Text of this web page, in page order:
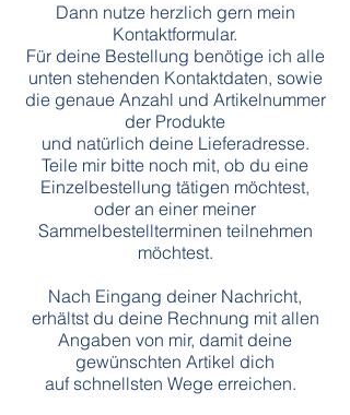
Dann nutze herzlich gern mein
Kontaktformular.
Für deine Bestellung benötige ich alle
unten stehenden Kontaktdaten, sowie
die genaue Anzahl und Artikelnummer
der Produkte
und natürlich deine Lieferadresse.
Teile mir bitte noch mit, ob du eine
Einzelbestellung tätigen möchtest,
oder an einer meiner
Sammelbestellterminen teilnehmen
möchtest.
Nach Eingang deiner Nachricht,
erhältst du deine Rechnung mit allen
Angaben von mir, damit deine
gewünschten Artikel dich
auf schnellsten Wege erreichen.